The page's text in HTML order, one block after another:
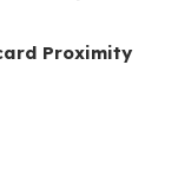
Proximity